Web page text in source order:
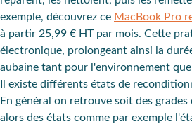
exemple, découvrez ce MacBook Pro
à partir 25,99 € HT par mois. Cette
électronique, prolongeant ainsi la
aubaine tant pour l'environnement
Il existe différents états de
En général on retrouve soit des grades
alors des états comme par exemple